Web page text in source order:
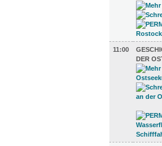
11:00
DER